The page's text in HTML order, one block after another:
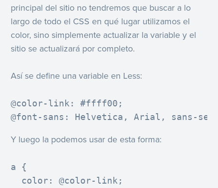
principal del sitio no tendremos que buscar a lo
largo de todo el CSS en qué lugar utilizamos el
color, sino simplemente actualizar la variable y el
sitio se actualizará por completo.
Así se define una variable en Less:
@color-link: #ffff00;
@font-sans: Helvetica, Arial, sans-
Y luego la podemos usar de esta forma:
a {
  color: @color-link;